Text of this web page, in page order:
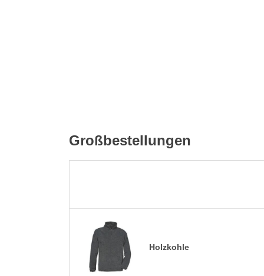
Großbestellungen
Holzkohle